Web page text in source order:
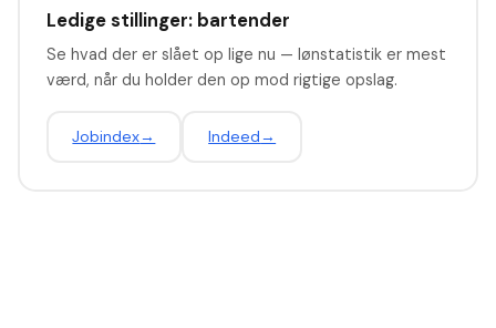
Ledige stillinger: bartender
Se hvad der er slået op lige nu — lønstatistik er mest
værd, når du holder den op mod rigtige opslag.
Jobindex→ Indeed→